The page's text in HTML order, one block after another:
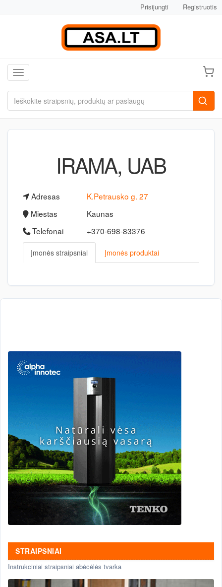
Prisijungti Registruotis
Toggle navigation
IRAMA, UAB
Adresas
K.Petrausko g. 27
Miestas
Kaunas
Telefonai
+370-698-83376
Įmonės straipsniai Įmonės produktai
STRAIPSNIAI
Instrukciniai straipsniai abėcėlės tvarka